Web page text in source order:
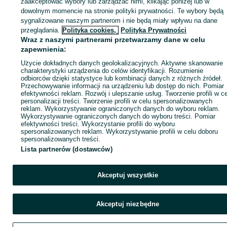
ID:24458727 Wyświetlenia:
Zadzwoń / SMS
dowolnym momencie na stronie polityki prywatności. Te wybory będą
sygnalizowane naszym partnerom i nie będą miały wpływu na dane
przeglądania. Polityka cookies, Polityka Prywatności
Wraz z naszymi partnerami przetwarzamy dane w celu
zapewnienia:
Użycie dokładnych danych geolokalizacyjnych. Aktywne skanowanie
charakterystyki urządzenia do celów identyfikacji. Rozumienie
odbiorców dzięki statystyce lub kombinacji danych z różnych źródeł.
Przechowywanie informacji na urządzeniu lub dostęp do nich. Pomiar
efektywności reklam. Rozwój i ulepszanie usług. Tworzenie profili w
personalizacji treści. Tworzenie profili w celu spersonalizowanych
reklam. Wykorzystywanie ograniczonych danych do wyboru reklam.
Wykorzystywanie ograniczonych danych do wyboru treści. Pomiar
efektywności treści. Wykorzystanie profili do wyboru
spersonalizowanych reklam. Wykorzystywanie profili w celu doboru
spersonalizowanych treści.
Lista partnerów (dostawców)
Akceptuj wszystkie
Akceptuj niezbędne